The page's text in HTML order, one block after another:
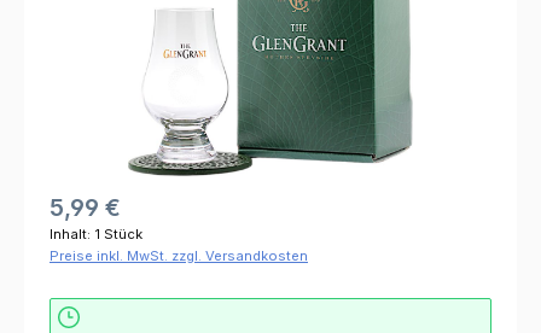
5,99 €
Inhalt: 1 Stück
Preise inkl. MwSt. zzgl. Versandkosten